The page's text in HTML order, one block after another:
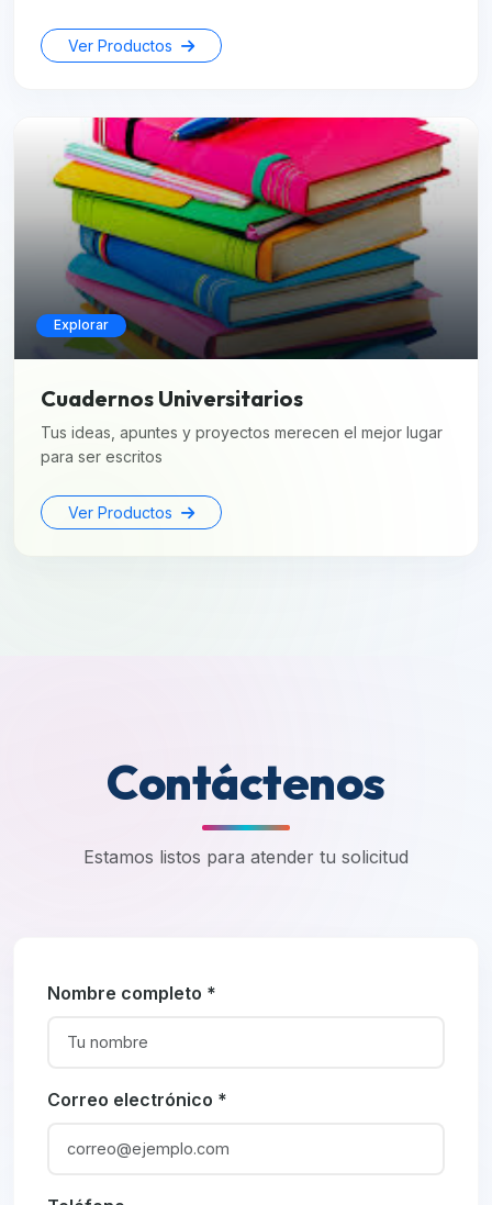
Ver Productos
Explorar
Cuadernos Universitarios
Tus ideas, apuntes y proyectos merecen el mejor lugar
para ser escritos
Ver Productos
Contáctenos
Estamos listos para atender tu solicitud
Nombre completo *
Correo electrónico *